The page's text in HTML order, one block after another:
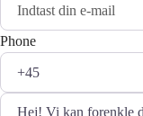
Phone